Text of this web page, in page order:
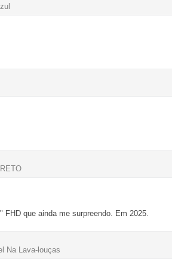
que ainda me surpreendo. Em 2025.
Na Lava-louças